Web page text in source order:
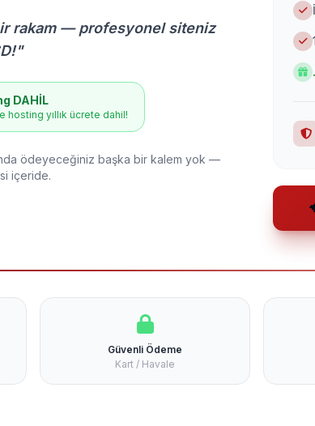
rakam — profesyonel siteniz
DAHİL
hosting yıllık ücrete dahil!
ödeyeceğiniz başka bir kalem yok —
içeride.
Güvenli Ödeme
Kart / Havale